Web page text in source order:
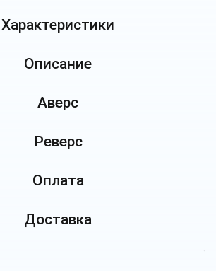
Характеристики
Описание
Аверс
Реверс
Оплата
Доставка